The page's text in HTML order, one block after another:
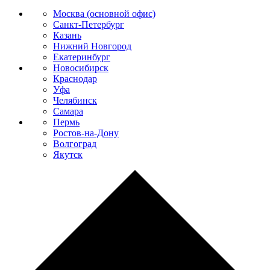
Москва (основной офис)
Санкт-Петербург
Казань
Нижний Новгород
Екатеринбург
Новосибирск
Краснодар
Уфа
Челябинск
Самара
Пермь
Ростов-на-Дону
Волгоград
Якутск